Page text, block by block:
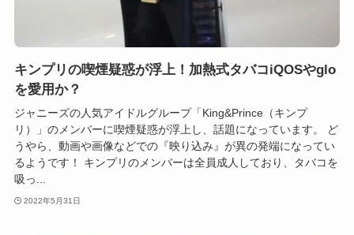
キンプリの喫煙疑惑が浮上！加熱式タバコiQOSやglo
を愛用か？
ジャニーズの人気アイドルグループ「King&Prince（キンプ
リ）」のメンバーに喫煙疑惑が浮上し、話題になっています。 ど
うやら、動画や画像などでの『映り込み』が異の発端になってい
るようです！ キンプリのメンバーは全員成人しており、タバコを
吸っ...
2022年5月31日